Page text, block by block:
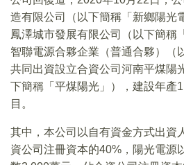
造有限公司（以下簡稱「新鄉陽光
鳳澤城市發展有限公司（以下簡稱
智聯電源合夥企業（普通合夥）（
共同出資設立合資公司河南平煤陽
下簡稱「平煤陽光」），建設年產
目。
其中，本公司以自有資金方式出資
資公司注冊資本的40%，陽光電源